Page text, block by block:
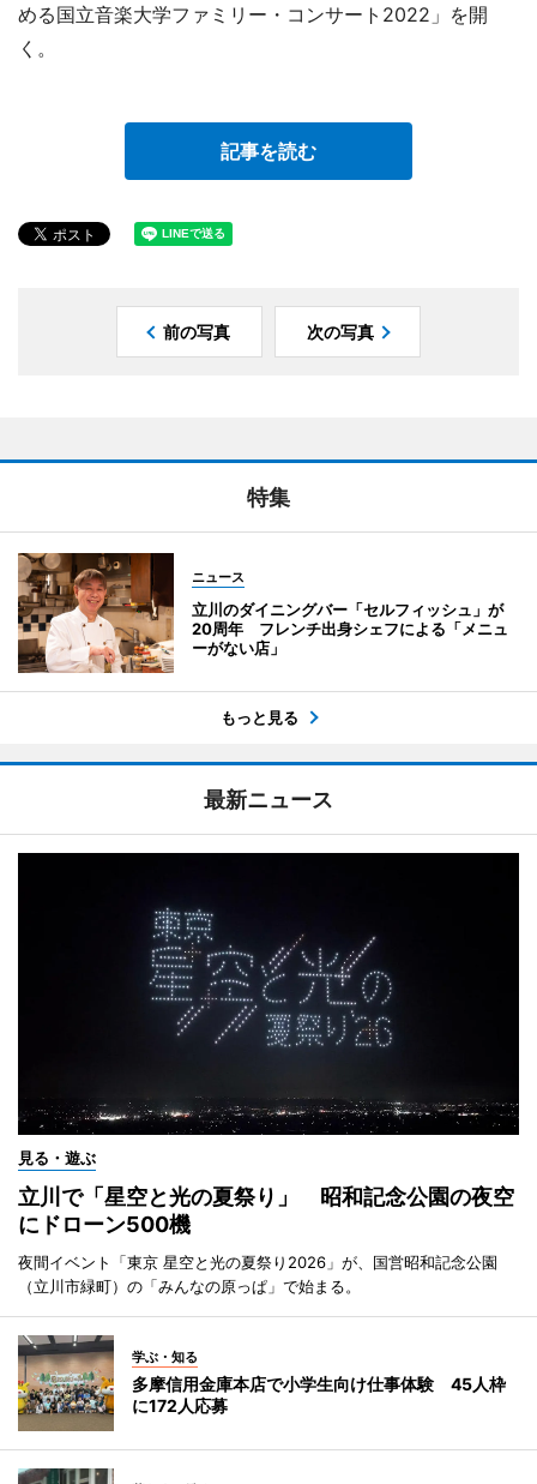
める国立音楽大学ファミリー・コンサート2022」を開
く。
記事を読む
前の写真 次の写真
特集
ニュース
立川のダイニングバー「セルフィッシュ」が
20周年 フレンチ出身シェフによる「メニュ
ーがない店」
もっと見る
最新ニュース
見る・遊ぶ
立川で「星空と光の夏祭り」 昭和記念公園の夜空
にドローン500機
夜間イベント「東京 星空と光の夏祭り2026」が、国営昭和記念公園
（立川市緑町）の「みんなの原っぱ」で始まる。
学ぶ・知る
多摩信用金庫本店で小学生向け仕事体験 45人枠
に172人応募